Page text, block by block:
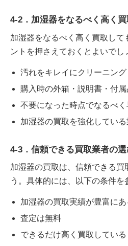
4-2．加湿器をなるべく高く
加湿器をなるべく高く買取して
ントを押さえておくとよいでし
汚れをキレイにクリーニング
購入時の外箱・説明書・付
不要になった時点でなるべ
加湿器の買取を強化してい
4-3．信頼できる買取業者の
加湿器の買取は、信頼できる買
う。具体的には、以下の条件を
加湿器の買取実績が豊富にあ
査定は無料
できるだけ高く買取している